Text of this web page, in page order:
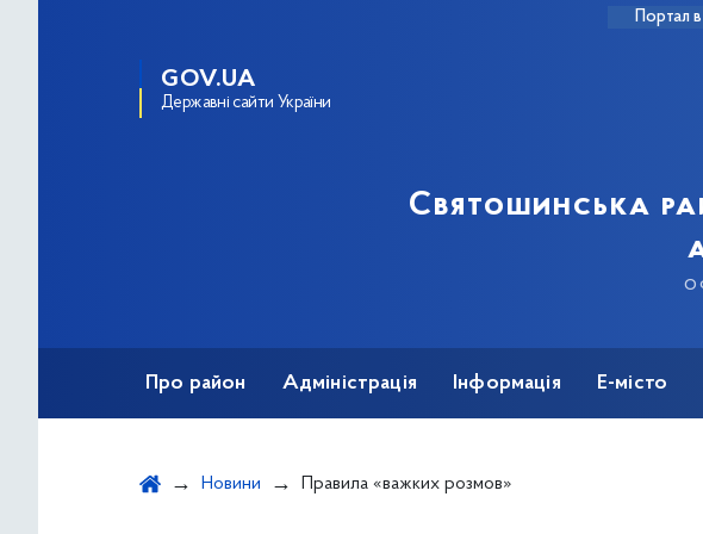
Портал
GOV.UA
Державні сайти України
Святошинська
Про район Адміністрація Інформація Е-місто
Новини Правила «важких розмов»